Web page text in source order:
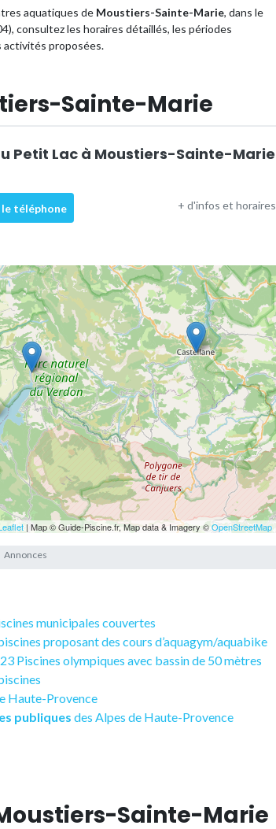
aquatiques de Moustiers-Sainte-Marie, dans le
consultez les horaires détaillés, les périodes
activités proposées.
Sainte-Marie
Petit Lac à Moustiers-Sainte-Marie
téléphone + d'infos et horaires
| Map © Guide-Piscine.fr, Map data & Imagery ©OpenStreetMap
municipales couvertes
proposant des cours d’aquagym/aquabike
Piscines olympiques avec bassin de 50 mètres
Haute-Provence
publiques des Alpes de Haute-Provence
Sainte-Marie